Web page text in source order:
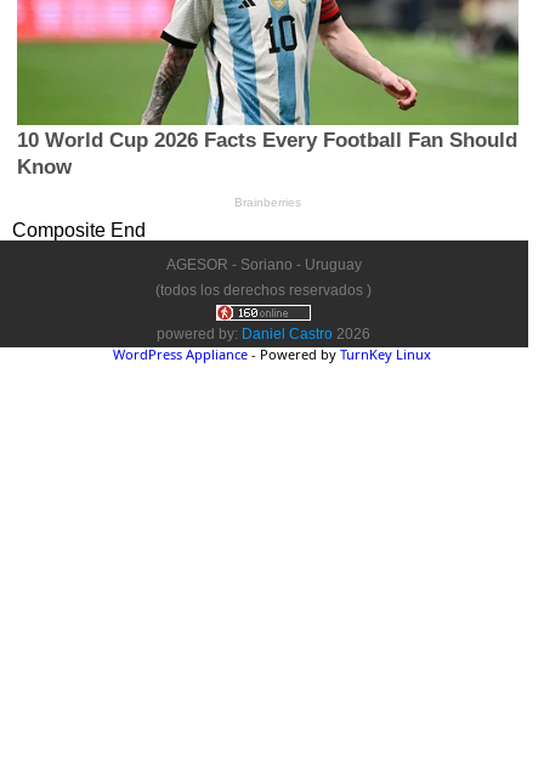
Composite End
AGESOR - Soriano - Uruguay
(todos los derechos reservados )
powered by: Daniel Castro 2026
WordPress Appliance - Powered by TurnKey Linux